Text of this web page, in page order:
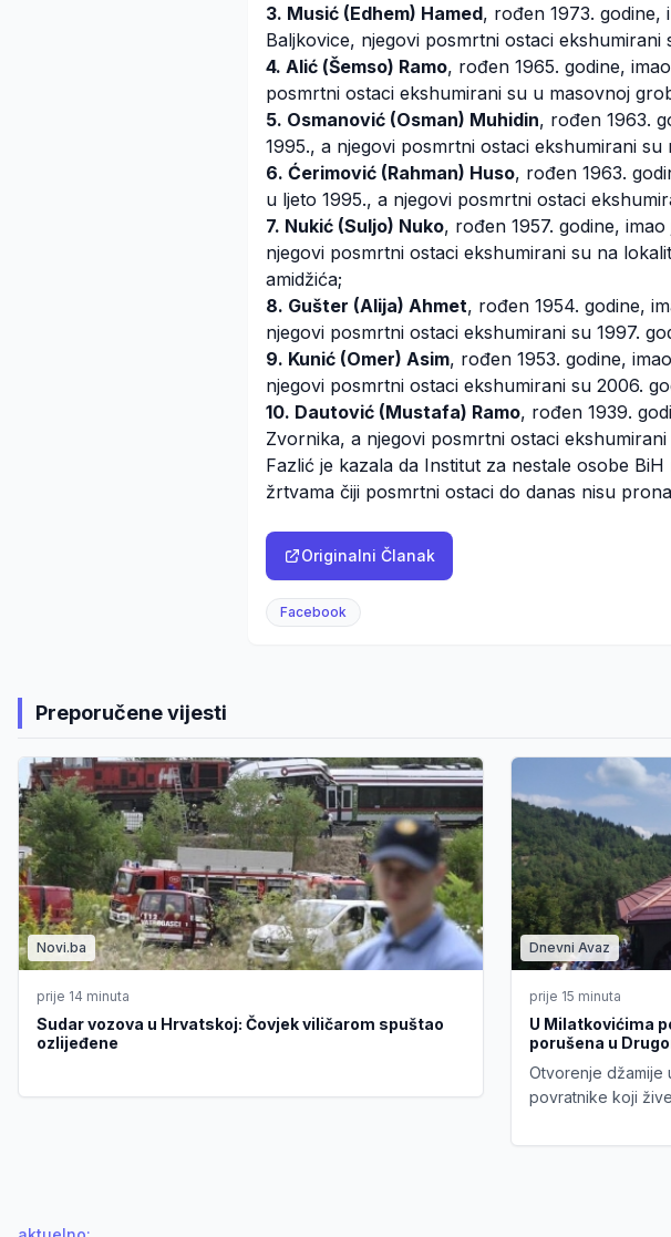
3. Musić (Edhem) Hamed, rođen 1973. godine,
Baljkovice, njegovi posmrtni ostaci
4. Alić (Šemso) Ramo, rođen 1965. godine,
posmrtni ostaci ekshumirani su u masovnoj
5. Osmanović (Osman) Muhidin, rođen 1963.
1995., a njegovi posmrtni ostaci ekshumirani
6. Ćerimović (Rahman) Huso, rođen 1963.
u ljeto 1995., a njegovi posmrtni ostaci
7. Nukić (Suljo) Nuko, rođen 1957. godine,
njegovi posmrtni ostaci ekshumirani su na
amidžića;
8. Gušter (Alija) Ahmet, rođen 1954. godine,
njegovi posmrtni ostaci ekshumirani su 1997.
9. Kunić (Omer) Asim, rođen 1953. godine,
njegovi posmrtni ostaci ekshumirani su 2006.
10. Dautović (Mustafa) Ramo, rođen 1939.
Zvornika, a njegovi posmrtni ostaci
Fazlić je kazala da Institut za nestale osobe
žrtvama čiji posmrtni ostaci do danas nisu
Originalni Članak
Facebook
Preporučene vijesti
Novi.ba
prije 14 minuta
Sudar vozova u Hrvatskoj: Čovjek viličarom spuštao
ozlijeđene
Dnevni Avaz
prije 15 minuta
U Milatkovićima
porušena u
Otvorenje džamije
povratnike koji